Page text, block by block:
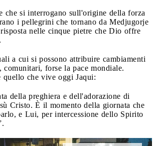
che si interrogano sull'origine della forza
i pellegrini che tornano da Medjugorje
nelle cinque pietre che Dio offre
a cui si possono attribuire cambiamenti
forse la pace mondiale.
quello che vive oggi Jaqui:
della preghiera e dell'adorazione di
Cristo. È il momento della giornata che
e Lui, per intercessione dello Spirito